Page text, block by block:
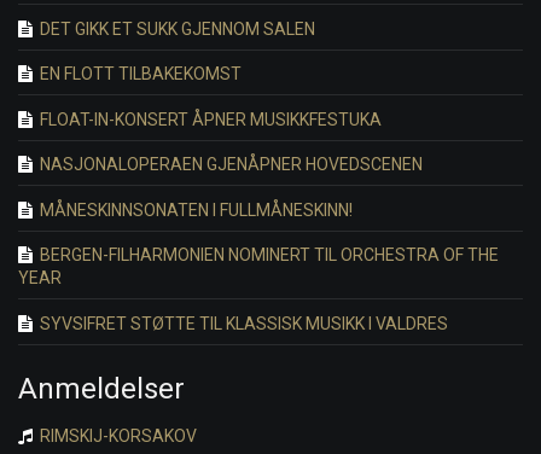
DET GIKK ET SUKK GJENNOM SALEN
EN FLOTT TILBAKEKOMST
FLOAT-IN-KONSERT ÅPNER MUSIKKFESTUKA
NASJONALOPERAEN GJENÅPNER HOVEDSCENEN
MÅNESKINNSONATEN I FULLMÅNESKINN!
BERGEN-FILHARMONIEN NOMINERT TIL ORCHESTRA OF THE
YEAR
SYVSIFRET STØTTE TIL KLASSISK MUSIKK I VALDRES
Anmeldelser
RIMSKIJ-KORSAKOV